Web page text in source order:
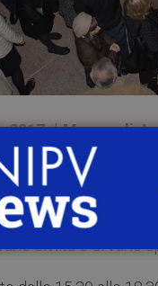
2017ilMuseo di
ore 18.30
per conoscere
civiltà e di varie